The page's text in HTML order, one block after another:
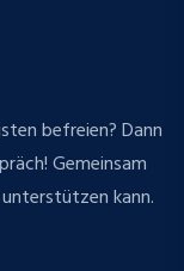
befreien? Dann
Gemeinsam
kann.